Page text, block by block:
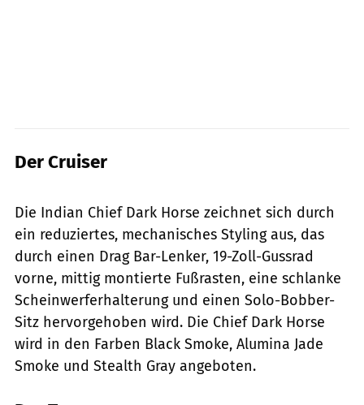
Der Cruiser
Die Indian Chief Dark Horse zeichnet sich durch
ein reduziertes, mechanisches Styling aus, das
durch einen Drag Bar-Lenker, 19-Zoll-Gussrad
vorne, mittig montierte Fußrasten, eine schlanke
Scheinwerferhalterung und einen Solo-Bobber-
Sitz hervorgehoben wird. Die Chief Dark Horse
wird in den Farben Black Smoke, Alumina Jade
Smoke und Stealth Gray angeboten.